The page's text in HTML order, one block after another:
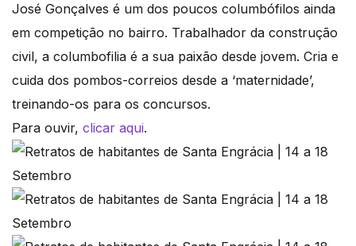
José Gonçalves é um dos poucos columbófilos ainda
em competição no bairro. Trabalhador da construção
civil, a columbofilia é a sua paixão desde jovem. Cria e
cuida dos pombos-correios desde a ‘maternidade’,
treinando-os para os concursos.
Para ouvir, clicar aqui.